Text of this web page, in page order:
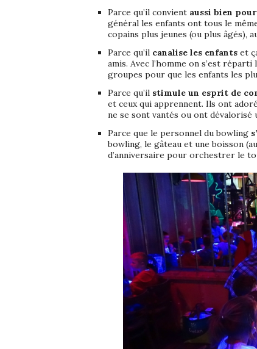
Parce qu’il convient aussi bien
général les enfants ont tous le
copains plus jeunes (ou plus âgés),
Parce qu’il canalise les enfants et
amis. Avec l’homme on s’est
groupes pour que les enfants les
Parce qu’il stimule un esprit de
et ceux qui apprennent. Ils ont
ne se sont vantés ou ont dévalorisé
Parce que le personnel du bowling
bowling, le gâteau et une boisson
d’anniversaire pour orchestrer le